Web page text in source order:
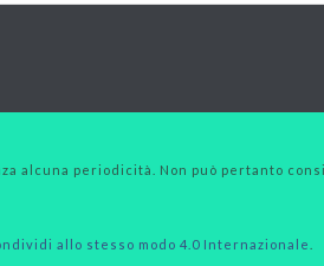
alcuna periodicità. Non può pertanto
allo stesso modo 4.0 Internazionale